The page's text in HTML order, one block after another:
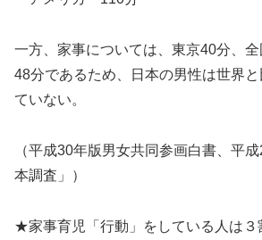
一方、家事については、東京40分、
48分であるため、日本の男性は世界
ていない。
（平成30年版男女共同参画白書、平
本調査」）
★家事育児「行動」をしている人は３